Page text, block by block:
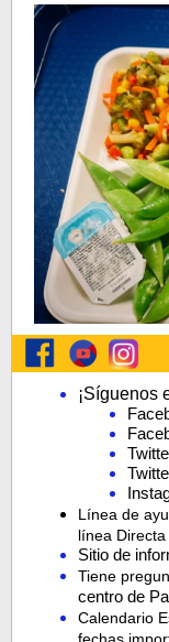
¡Síguenos
Línea de
línea
Sitio de
Tiene
centro de
Calendario